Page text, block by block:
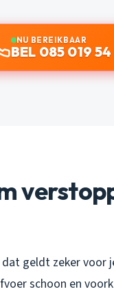
NU BEREIKBAAR
BEL 085 019
geldt zeker voor
schoon en